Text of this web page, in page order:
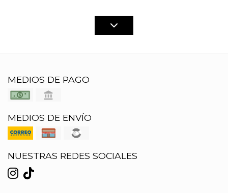
MEDIOS DE PAGO
MEDIOS DE ENVÍO
NUESTRAS REDES SOCIALES